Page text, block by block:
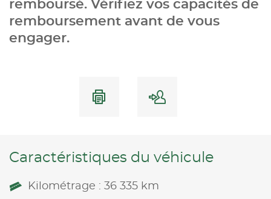
remboursé. Vérifiez vos capacités de
remboursement avant de vous
engager.
Caractéristiques du véhicule
Kilométrage : 36 335 km